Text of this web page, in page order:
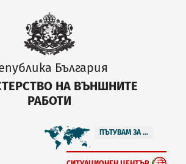
България
НА ВЪНШНИТЕ
РАБОТИ
ПЪТУВАМ ЗА ...